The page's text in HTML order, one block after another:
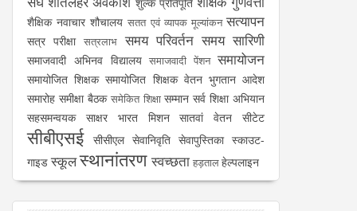
शैक्षिक नवाचार शौचालय सतत एवं व्यापक मूल्यांकन सत्यापन
सत्र परीक्षा सत्रलाभ समय परिवर्तन समय सारिणी
समाजवादी अभिनव विद्यालय समाजवादी पेंशन समायोजन
समायोजित शिक्षक समायोजित शिक्षक वेतन भुगतान आदेश
समारोह समीक्षा बैठक समेकित शिक्षा सम्मान सर्व शिक्षा अभियान
सहसमन्वयक
साक्षर भारत मिशन सातवां वेतन सीटेट
सीबीएसई सीसीएल सेवानिवृति सेवापुस्तिका स्काउट-
गाइड स्कूलस्थानांतरण स्वच्छता हड़तालहेल्पलाइन